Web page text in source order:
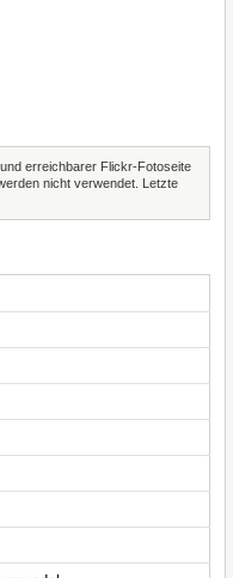
erreichbarer Flickr-Fotoseite
nicht verwendet. Letzte